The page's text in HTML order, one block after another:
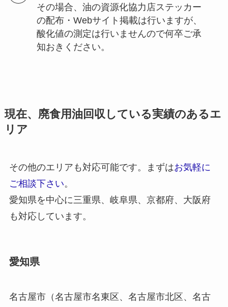
その場合、油の資源化協力店ステッカー
の配布・Webサイト掲載は行いますが、
酸化値の測定は行いませんので何卒ご承
知おきください。
現在、廃食用油回収している実績のあるエ
リア
その他のエリアも対応可能です。まずはお気軽に
ご相談下さい。
愛知県を中心に三重県、岐阜県、京都府、大阪府
も対応しています。
愛知県
名古屋市（名古屋市名東区、名古屋市北区、名古